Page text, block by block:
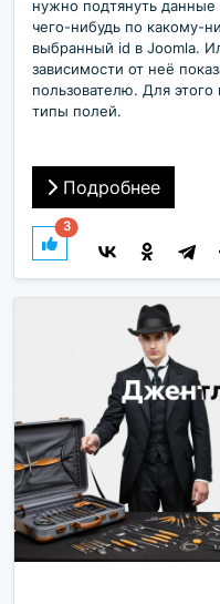
нужно подтянуть
чего-нибудь по какому-
выбранный id в Joomla.
зависимости от неё
пользователю. Для этого
типы полей.
Подробнее
3